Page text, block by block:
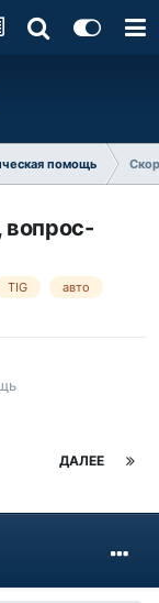
помощь
вопрос-
TIG
авто
ДАЛЕЕ